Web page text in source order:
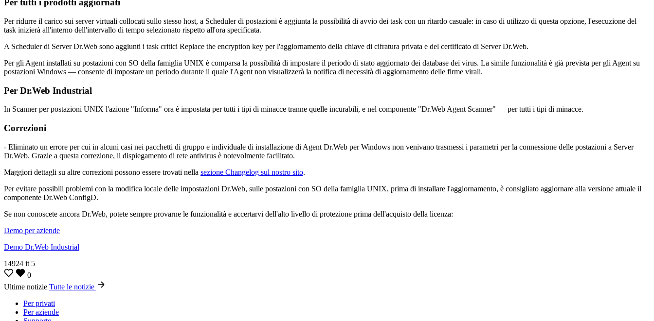
Per tutti i prodotti aggiornati
Per ridurre il carico sui server virtuali collocati sullo stesso host, a Scheduler di postazioni è aggiunta la possibilità di avvio dei task con un ritardo casuale: in caso di utilizzo di questa opzione, l'esecuzione del
task inizierà all'interno dell'intervallo di tempo selezionato rispetto all'ora specificata.
A Scheduler di Server Dr.Web sono aggiunti i task critici Replace the encryption key per l'aggiornamento della chiave di cifratura privata e del certificato di Server Dr.Web.
Per gli Agent installati su postazioni con SO della famiglia UNIX è comparsa la possibilità di impostare il periodo di stato aggiornato dei database dei virus. La simile funzionalità è già prevista per gli Agent su
postazioni Windows — consente di impostare un periodo durante il quale l'Agent non visualizzerà la notifica di necessità di aggiornamento delle firme virali.
Per Dr.Web Industrial
In Scanner per postazioni UNIX l'azione "Informa" ora è impostata per tutti i tipi di minacce tranne quelle incurabili, e nel componente "Dr.Web Agent Scanner" — per tutti i tipi di minacce.
Correzioni
- Eliminato un errore per cui in alcuni casi nei pacchetti di gruppo e individuale di installazione di Agent Dr.Web per Windows non venivano trasmessi i parametri per la connessione delle postazioni a Server
Dr.Web. Grazie a questa correzione, il dispiegamento di rete antivirus è notevolmente facilitato.
Maggiori dettagli su altre correzioni possono essere trovati nella sezione Changelog sul nostro sito.
Per evitare possibili problemi con la modifica locale delle impostazioni Dr.Web, sulle postazioni con SO della famiglia UNIX, prima di installare l'aggiornamento, è consigliato aggiornare alla versione attuale il
componente Dr.Web ConfigD.
Se non conoscete ancora Dr.Web, potete sempre provarne le funzionalità e accertarvi dell'alto livello di protezione prima dell'acquisto della licenza:
Demo per aziende
Demo Dr.Web Industrial
14924 it 5
0
Ultime notizie Tutte le notizie
Per privati
Per aziende